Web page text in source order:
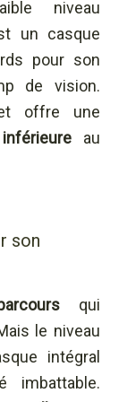
niveau
un casque
pour son
de vision.
offre une
au
son
qui
le niveau
intégral
imbattable.